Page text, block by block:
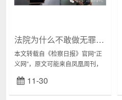
法院为什么不敢做无罪判决？
本文转载自《检察日报》官网“正
义网”，原文可能来自凤凰周刊，
有微信公众号在转发，特找到比
较正规的信息源，以免有错漏。
11-30